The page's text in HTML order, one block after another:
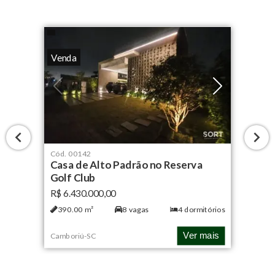
Venda
Cód. 00142
Casa de Alto Padrão no Reserva
Golf Club
R$ 6.430.000,00
390.00 m² 8 vagas 4dormitórios
Camboriú-SC Ver mais